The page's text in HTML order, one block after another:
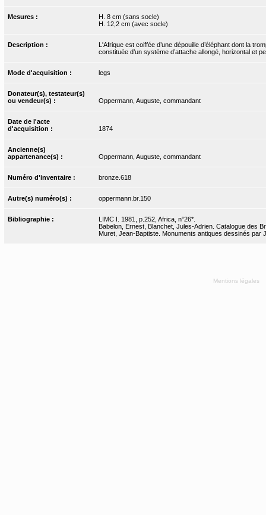
Mesures :
H. 8 cm (sans socle)
H. 12,2 cm (avec socle)
Description :
L'Afrique est coiffée d’une dépouille d’éléphant dont la
constituée d’un système d’attache allongé, horizontal et
Mode d'acquisition : legs
Donateur(s), testateur(s)
ou vendeur(s) :
Oppermann, Auguste, commandant
Date de l'acte
d'acquisition :
1874
Ancienne(s)
appartenance(s) :
Oppermann, Auguste, commandant
Numéro d'inventaire : bronze.618
Autre(s) numéro(s) : oppermann.br.150
Bibliographie :
LIMC I. 1981, p.252, Africa, n°26*.
Babelon, Ernest, Blanchet, Jules-Adrien. Catalogue des
Muret, Jean-Baptiste. Monuments antiques dessinés par
Mentions légales